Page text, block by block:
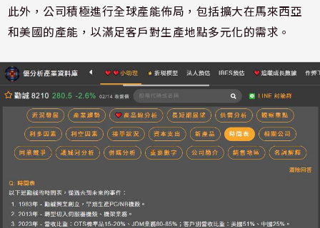
此外，公司積極進行全球產能佈局，包括擴大在馬來西亞
和美國的產能，以滿足客戶對生產地點多元化的需求。